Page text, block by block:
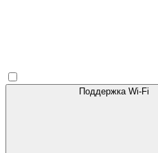
Поддержка Wi-Fi